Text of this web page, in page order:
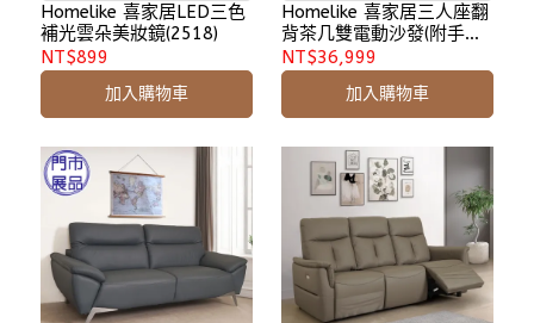
Homelike 喜家居LED三色
補光雲朵美妝鏡(2518)
NT$899
加入購物車
Homelike 喜家居三人座翻
背茶几雙電動沙發(附手機
支架)(2521)
NT$36,999
加入購物車